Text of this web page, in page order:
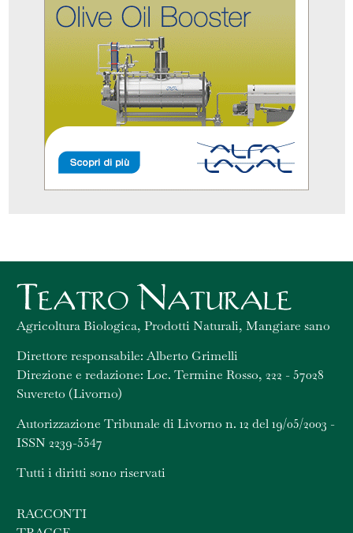
Agricoltura Biologica, Prodotti Naturali, Mangiare sano
Direttore responsabile: Alberto Grimelli
Direzione e redazione: Loc. Termine Rosso, 222 - 57028
Suvereto (Livorno)
Autorizzazione Tribunale di Livorno n. 12 del 19/05/2003 -
ISSN 2239-5547
Tutti i diritti sono riservati
RACCONTI